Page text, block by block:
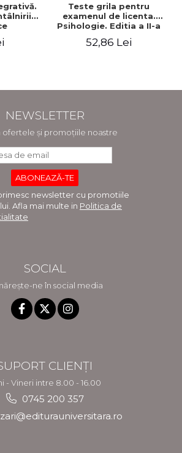
Teste grila pentru
examenul de licenta.
Psihologie. Editia a II-a
52,86 Lei
NEWSLETTER
ofertele și promoțiile noastre
newsletter cu promotiile
Afla mai multe in Politica de
SOCIAL
ne în social media
CLIENȚI
- Vineri intre 8.00 - 16.00
0745 200 357